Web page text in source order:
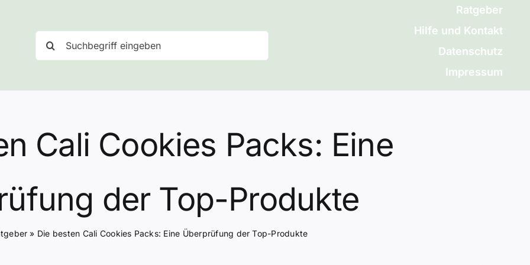
nach:
Ratgeber
Hilfe und Kontakt
Datenschutz
Impressum
Cali Cookies Packs: Eine
der Top-Produkte
» Die besten Cali Cookies Packs: Eine Überprüfung der Top-Produkte